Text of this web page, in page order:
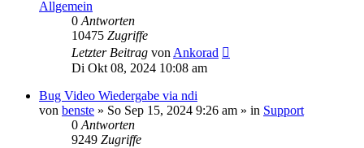
Allgemein
0 Antworten
10475 Zugriffe
Letzter Beitrag von Ankorad
Di Okt 08, 2024 10:08 am
Bug Video Wiedergabe via ndi
von benste » So Sep 15, 2024 9:26 am » in Support
0 Antworten
9249 Zugriffe